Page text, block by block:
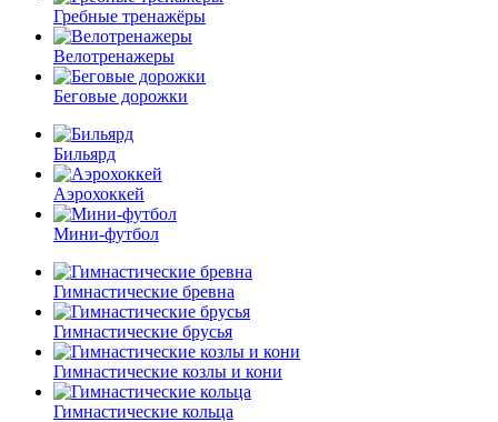
Гребные тренажёры
Велотренажеры
Беговые дорожки
Бильярд
Аэрохоккей
Мини-футбол
Гимнастические бревна
Гимнастические брусья
Гимнастические козлы и кони
Гимнастические кольца